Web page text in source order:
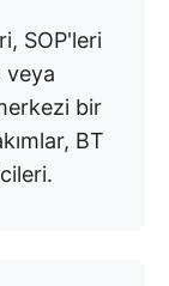
SOP'leri
veya
bir
BT